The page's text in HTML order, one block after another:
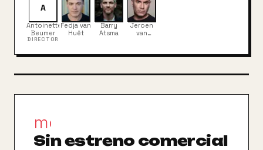
A
Antoinette
Beumer
DIRECTOR
Fedja van
Huêt
Barry
Atsma
Jeroen
van
movie_filter
Sin estreno comercial